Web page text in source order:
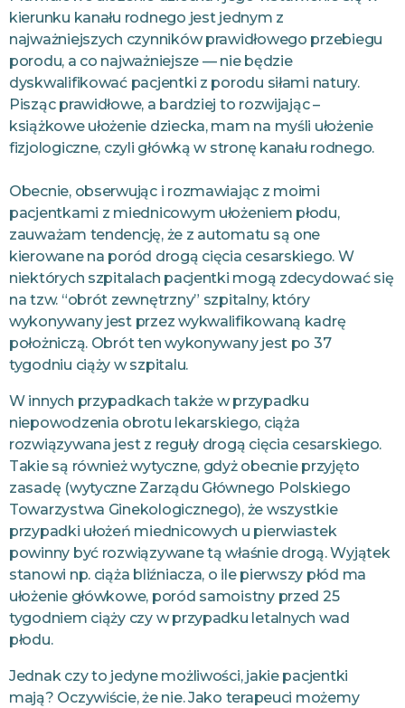
kierunku kanału rodnego jest jednym z
najważniejszych czynników prawidłowego przebiegu
porodu, a co najważniejsze — nie będzie
dyskwalifikować pacjentki z porodu siłami natury.⁣
Pisząc prawidłowe, a bardziej to rozwijając –
książkowe ułożenie dziecka, mam na myśli ułożenie
fizjologiczne, czyli główką w stronę kanału rodnego.
Obecnie, obserwując i rozmawiając z moimi
pacjentkami z miednicowym ułożeniem płodu,
zauważam tendencję, że z automatu są one
kierowane na poród drogą cięcia cesarskiego. W
niektórych szpitalach pacjentki mogą zdecydować się
na tzw. “obrót zewnętrzny” szpitalny, który
wykonywany jest przez wykwalifikowaną kadrę
położniczą. Obrót ten wykonywany jest po 37
tygodniu ciąży w szpitalu.
W innych przypadkach także w przypadku
niepowodzenia obrotu lekarskiego, ciąża
rozwiązywana jest z reguły drogą cięcia cesarskiego.
Takie są również wytyczne, gdyż obecnie przyjęto
zasadę (wytyczne Zarządu Głównego Polskiego
Towarzystwa Ginekologicznego), że wszystkie
przypadki ułożeń miednicowych u pierwiastek
powinny być rozwiązywane tą właśnie drogą. Wyjątek
stanowi np. ciąża bliźniacza, o ile pierwszy płód ma
ułożenie główkowe, poród samoistny przed 25
tygodniem ciąży czy w przypadku letalnych wad
płodu.
Jednak czy to jedyne możliwości, jakie pacjentki
mają? Oczywiście, że nie. Jako terapeuci możemy